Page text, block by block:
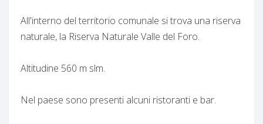
All'interno del territorio comunale si trova una riserva
naturale, la Riserva Naturale Valle del Foro.
Altitudine 560 m slm.
Nel paese sono presenti alcuni ristoranti e bar.